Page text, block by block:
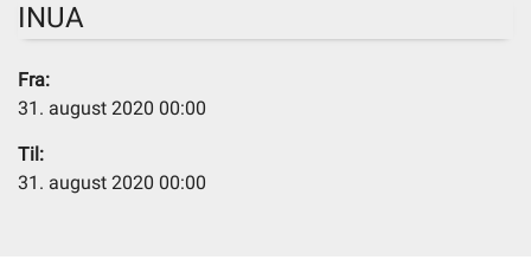
Vedtægter
INUA
Fra:
31. august 2020 00:00
Til:
31. august 2020 00:00